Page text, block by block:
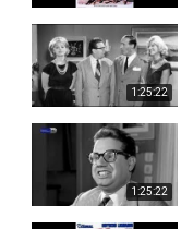
1:25:22
1:25:22